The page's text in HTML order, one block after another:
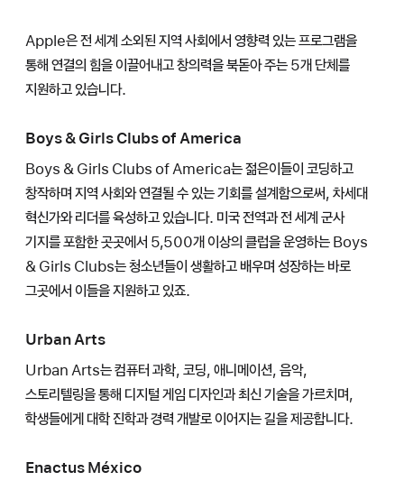
Apple은 전 세계 소외된 지역 사회에서 영향력 있는 프로그램을
통해 연결의 힘을 이끌어내고 창의력을 북돋아 주는 5개 단체를
지원하고 있습니다.
Boys & Girls Clubs of America
Boys & Girls Clubs of America는 젊은이들이 코딩하고
창작하며 지역 사회와 연결될 수 있는 기회를 설계함으로써, 차세대
혁신가와 리더를 육성하고 있습니다. 미국 전역과 전 세계 군사
기지를 포함한 곳곳에서 5,500개 이상의 클럽을 운영하는 Boys
& Girls Clubs는 청소년들이 생활하고 배우며 성장하는 바로
그곳에서 이들을 지원하고 있죠.
Urban Arts
Urban Arts는 컴퓨터 과학, 코딩, 애니메이션, 음악,
스토리텔링을 통해 디지털 게임 디자인과 최신 기술을 가르치며,
학생들에게 대학 진학과 경력 개발로 이어지는 길을 제공합니다.
Enactus México